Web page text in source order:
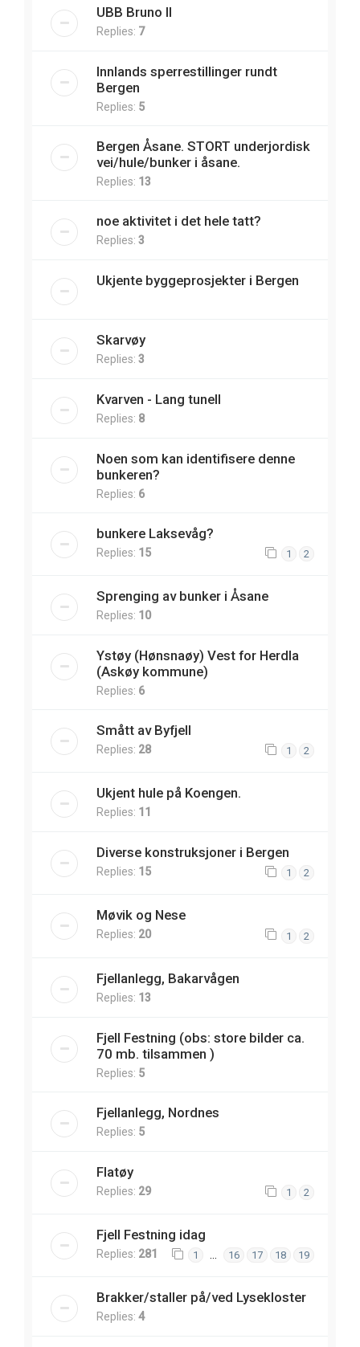
UBB Bruno II
Replies: 7
Innlands sperrestillinger rundt
Bergen
Replies: 5
Bergen Åsane. STORT underjordisk
vei/hule/bunker i åsane.
Replies: 13
noe aktivitet i det hele tatt?
Replies: 3
Ukjente byggeprosjekter i Bergen
Skarvøy
Replies: 3
Kvarven - Lang tunell
Replies: 8
Noen som kan identifisere denne
bunkeren?
Replies: 6
bunkere Laksevåg?
Replies: 15 1 2
Sprenging av bunker i Åsane
Replies: 10
Ystøy (Hønsnaøy) Vest for Herdla
(Askøy kommune)
Replies: 6
Smått av Byfjell
Replies: 28 1 2
Ukjent hule på Koengen.
Replies: 11
Diverse konstruksjoner i Bergen
Replies: 15 1 2
Møvik og Nese
Replies: 20 1 2
Fjellanlegg, Bakarvågen
Replies: 13
Fjell Festning (obs: store bilder ca.
70 mb. tilsammen )
Replies: 5
Fjellanlegg, Nordnes
Replies: 5
Flatøy
Replies: 29 1 2
Fjell Festning idag
Replies: 281 1 16 17 18 19
Brakker/staller på/ved Lysekloster
Replies: 4